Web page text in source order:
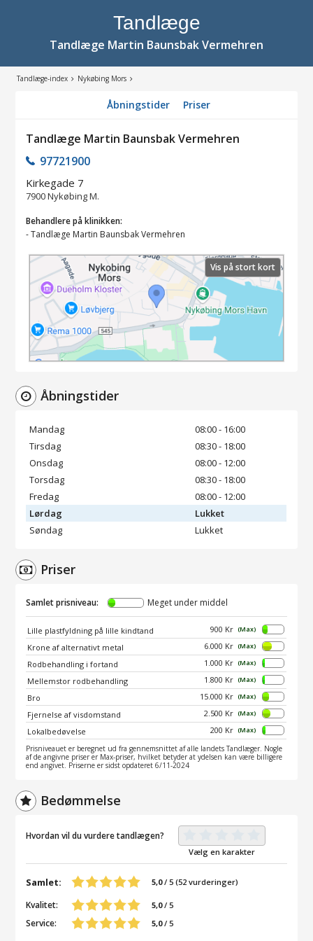
Tandlæge
Tandlæge Martin Baunsbak Vermehren
Tandlæge-index Nykøbing Mors
Åbningstider Priser
Tandlæge Martin Baunsbak Vermehren
97721900
Kirkegade 7
7900Nykøbing M.
Behandlere på klinikken:
-Tandlæge Martin Baunsbak Vermehren
Vis på stort kort
Åbningstider
Mandag
08:00 - 16:00
Tirsdag
08:30 - 18:00
Onsdag
08:00 - 12:00
Torsdag
08:30 - 18:00
Fredag
08:00 - 12:00
Lørdag
Lukket
Søndag
Lukket
Priser
Samlet prisniveau: Meget under middel
Lille plastfyldning på lille kindtand 900 Kr (Max)
Krone af alternativt metal 6.000 Kr (Max)
Rodbehandling i fortand 1.000 Kr (Max)
Mellemstor rodbehandling 1.800 Kr (Max)
Bro 15.000 Kr (Max)
Fjernelse af visdomstand 2.500 Kr (Max)
Lokalbedøvelse 200 Kr (Max)
Prisniveauet er beregnet ud fra gennemsnittet af alle landets Tandlæger. Nogle
af de angivne priser er Max-priser, hvilket betyder at ydelsen kan være billigere
end angivet. Priserne er sidst opdateret 6/11-2024
Bedømmelse
Hvordan vil du vurdere tandlægen?
Vælg en karakter
Samlet: 5,0/5 (52 vurderinger)
Kvalitet: 5,0/ 5
Service: 5,0/ 5